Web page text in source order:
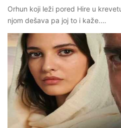
Orhun koji leži pored Hire u
njom dešava pa joj to i kaže.…